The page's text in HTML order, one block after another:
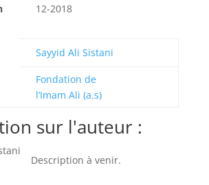
12-2018
Sayyid Ali Sistani
Fondation de
l’Imam Ali (a.s)
sur l'auteur :
Description à venir.